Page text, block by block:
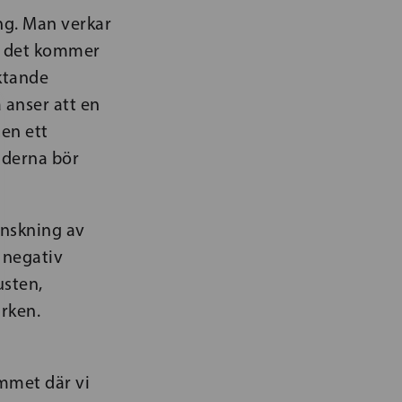
Man verkar
kommer
att en
ett
bör
av
negativ
där vi